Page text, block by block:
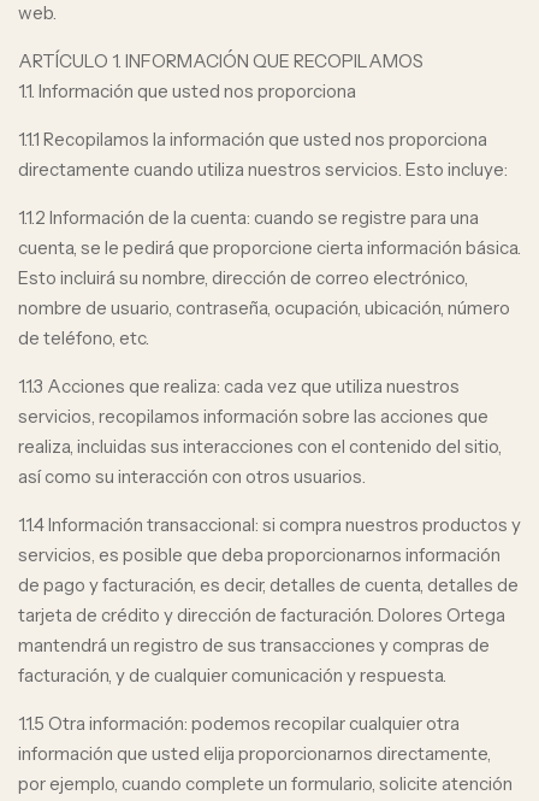
web.
ARTÍCULO 1. INFORMACIÓN QUE RECOPILAMOS
1.1. Información que usted nos proporciona
1.1.1 Recopilamos la información que usted nos proporciona
directamente cuando utiliza nuestros servicios. Esto incluye:
1.1.2 Información de la cuenta: cuando se registre para una
cuenta, se le pedirá que proporcione cierta información básica.
Esto incluirá su nombre, dirección de correo electrónico,
nombre de usuario, contraseña, ocupación, ubicación, número
de teléfono, etc.
1.1.3 Acciones que realiza: cada vez que utiliza nuestros
servicios, recopilamos información sobre las acciones que
realiza, incluidas sus interacciones con el contenido del sitio,
así como su interacción con otros usuarios.
1.1.4 Información transaccional: si compra nuestros productos y
servicios, es posible que deba proporcionarnos información
de pago y facturación, es decir, detalles de cuenta, detalles de
tarjeta de crédito y dirección de facturación. Dolores Ortega
mantendrá un registro de sus transacciones y compras de
facturación, y de cualquier comunicación y respuesta.
1.1.5 Otra información: podemos recopilar cualquier otra
información que usted elija proporcionarnos directamente,
por ejemplo, cuando complete un formulario, solicite atención